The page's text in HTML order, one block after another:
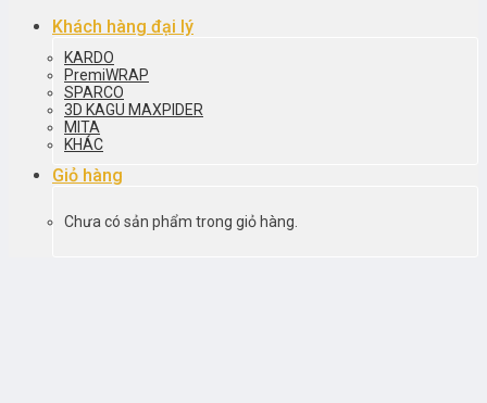
Khách hàng đại lý
KARDO
PremiWRAP
SPARCO
3D KAGU MAXPIDER
MITA
KHÁC
Giỏ hàng
Chưa có sản phẩm trong giỏ hàng.